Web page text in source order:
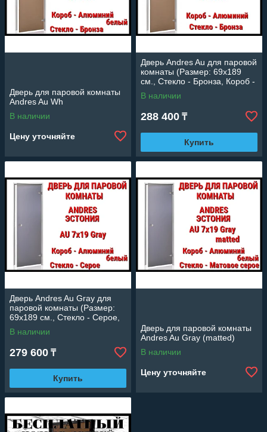
Дверь для паровой комнаты
Andres Au Wh
В наличии
Цену уточняйте
Дверь Andres Au для паровой
комнаты (Размер: 69x189
см., Стекло - Бронза, Короб -
Алюминий, Без порога)
В наличии
288 400 ₸
Купить
Дверь Andres Au Gray для
паровой комнаты (Размер:
69x189 см., Стекло - Серое,
Короб - Алюминий, Без
порога)
В наличии
279 600 ₸
Купить
Дверь для паровой комнаты
Andres Au Gray (matted)
В наличии
Цену уточняйте